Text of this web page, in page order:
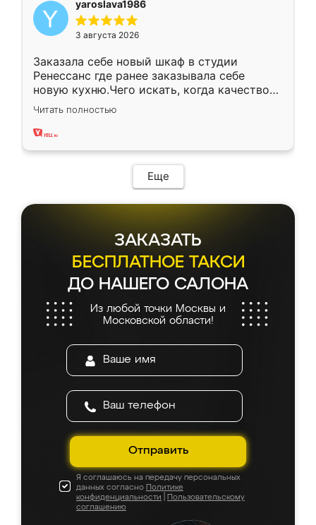
yaroslava1986
3 августа 2026
Заказала себе новый шкаф в студии
Ренессанс где ранее заказывала себе
новую кухню.Чего искать, когда качеством
вполне довольна. Служит кухня уже почти
два года, нареканий нет.
Читать полностью
Еще
ЗАКАЗАТЬ
БЕСПЛАТНОЕ ТАКСИ
ДО НАШЕГО САЛОНА
Из любой точки Москвы и
Московской области!
Отправить
Я соглашаюсь на передачу персональных
данных согласно Политике
конфиденциальности
Пользовательскому
соглашению